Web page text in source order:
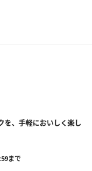
を、手軽においしく楽し
まで